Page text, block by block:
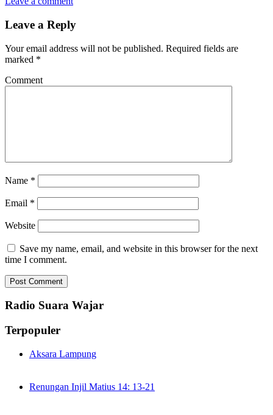
Leave a Reply
Your email address will not be published. Required fields are
marked *
Comment
Name *
Email *
Website
Save my name, email, and website in this browser for the next
time I comment.
Radio Suara Wajar
Terpopuler
Aksara Lampung
Renungan Injil Matius 14: 13-21